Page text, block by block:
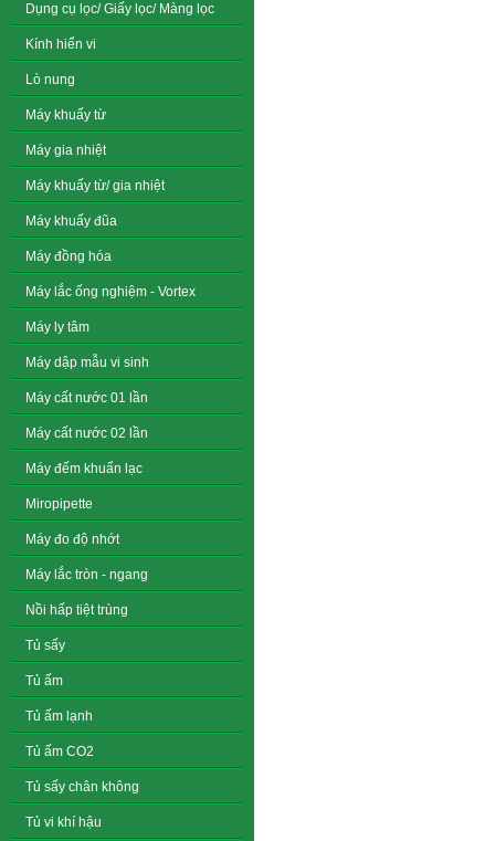
Dụng cụ lọc/ Giấy lọc/ Màng lọc
Kính hiển vi
Lò nung
Máy khuấy từ
Máy gia nhiệt
Máy khuấy từ/ gia nhiệt
Máy khuấy đũa
Máy đồng hóa
Máy lắc ống nghiệm - Vortex
Máy ly tâm
Máy dập mẫu vi sinh
Máy cất nước 01 lần
Máy cất nước 02 lần
Máy đếm khuẩn lạc
Miropipette
Máy đo độ nhớt
Máy lắc tròn - ngang
Nồi hấp tiệt trùng
Tủ sấy
Tủ ấm
Tủ ấm lạnh
Tủ ấm CO2
Tủ sấy chân không
Tủ vi khí hậu